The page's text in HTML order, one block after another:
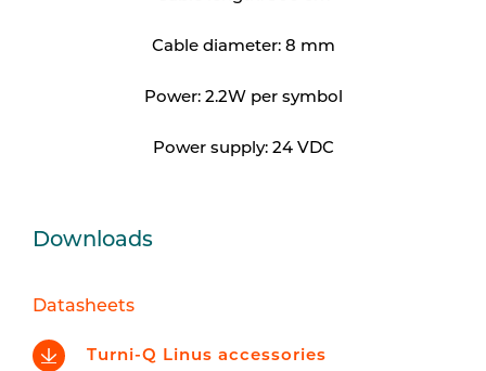
Cable diameter: 8 mm
Power: 2.2W per symbol
Power supply: 24 VDC
Downloads
Datasheets
Turni-Q Linus accessories